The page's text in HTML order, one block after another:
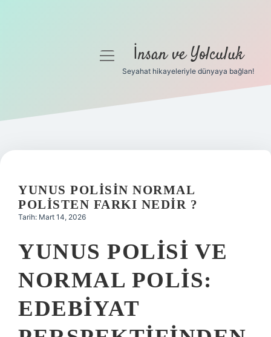
Gizlilik Politikası
Yasal Uyarı
menüyü İnsan ve Yolculuk
Seyahat hikayeleriyle dünyaya bağlan!
YUNUS POLISIN NORMAL
POLISTEN FARKI NEDIR ?
Tarih: Mart 14, 2026
YUNUS POLISI VE
NORMAL POLIS:
EDEBIYAT